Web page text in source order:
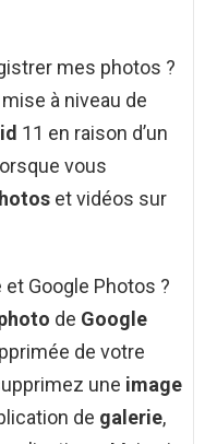
mes photos ?
à niveau de
11 en raison d’un
lorsque vous
et vidéos sur
Google Photos ?
de Google
de votre
une image
de galerie,